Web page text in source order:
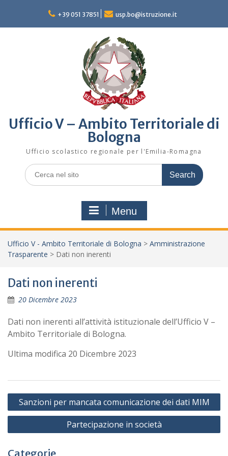
content
+39 051 37851 usp.bo@istruzione.it
Ufficio V – Ambito Territoriale di
Bologna
Ufficio scolastico regionale per l'Emilia-Romagna
Search
for:
Menu
Ufficio V - Ambito Territoriale di Bologna > Amministrazione
Trasparente > Dati non inerenti
Dati non inerenti
20 Dicembre 2023
Dati non inerenti all’attività istituzionale dell’Ufficio V –
Ambito Territoriale di Bologna.
Ultima modifica 20 Dicembre 2023
Navigazione
articoli
Sanzioni per mancata comunicazione dei dati MIM
Partecipazione in società
Categorie